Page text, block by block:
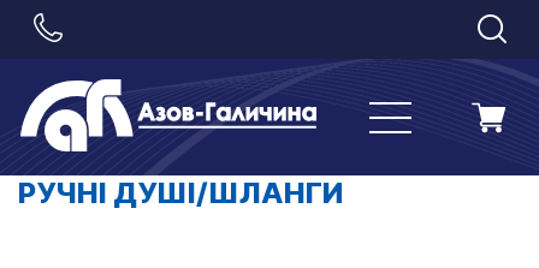
РУЧНІ ДУШІ/ШЛАНГИ